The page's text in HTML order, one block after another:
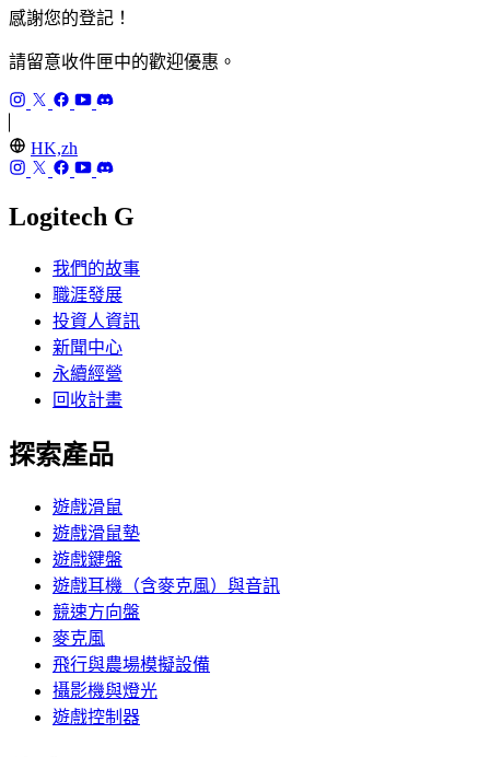
感謝您的登記！
請留意收件匣中的歡迎優惠。
HK,zh
Logitech G
我們的故事
職涯發展
投資人資訊
新聞中心
永續經營
回收計畫
探索產品
遊戲滑鼠
遊戲滑鼠墊
遊戲鍵盤
遊戲耳機（含麥克風）與音訊
競速方向盤
麥克風
飛行與農場模擬設備
攝影機與燈光
遊戲控制器